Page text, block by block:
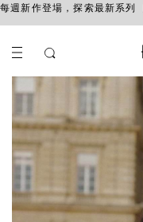
每週新作登場，探索最新系列